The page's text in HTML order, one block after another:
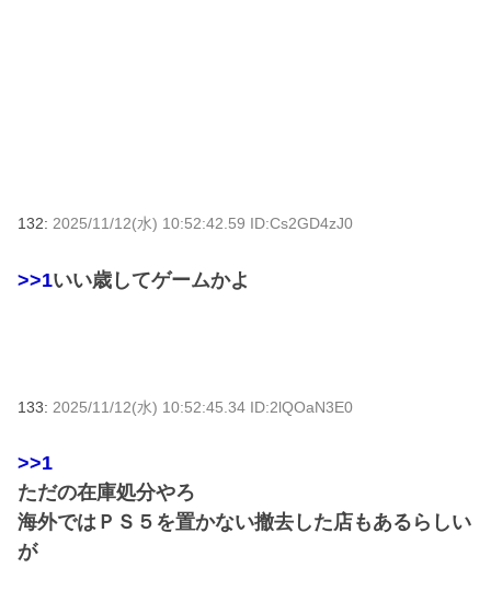
132: 2025/11/12(水) 10:52:42.59 ID:Cs2GD4zJ0
>>1いい歳してゲームかよ
133: 2025/11/12(水) 10:52:45.34 ID:2lQOaN3E0
>>1
ただの在庫処分やろ
海外ではＰＳ５を置かない撤去した店もあるらしい
が